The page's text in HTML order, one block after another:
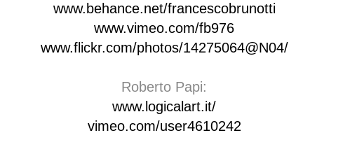
www.behance.net/francescobrunotti
www.vimeo.com/fb976
www.flickr.com/photos/14275064@N04/
Roberto Papi:
www.logicalart.it/
vimeo.com/user4610242